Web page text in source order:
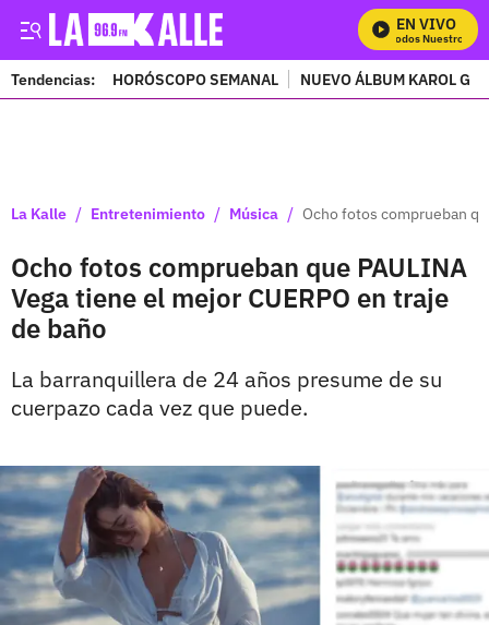
EN VIVO
Mira Todos Nuestros
Tendencias: HORÓSCOPO SEMANAL NUEVO ÁLBUM KAROL G
La Kalle / Entretenimiento / Música / Ocho fotos comprueban
Ocho fotos comprueban que PAULINA
Vega tiene el mejor CUERPO en traje
de baño
La barranquillera de 24 años presume de su
cuerpazo cada vez que puede.